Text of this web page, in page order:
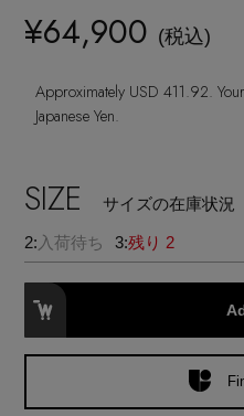
ルームウェア・パジャマ
財布・小物
ボディバッグ・ウェス
クラッチバッグ
ボストンバッグ
スマートフォンケース
アイウェア
グローブ
レッグウェア
バングル・ブレスレット
リング
アンクレット
チャーム
インナー
ウェア
シューズ
NEW IN BRAND
BRAND NEWS
¥64,900 (税込)
Approximately USD 411.92.
Japanese Yen.
SIZE サイズの在庫状況
2: 入荷待ち 3:残り 2